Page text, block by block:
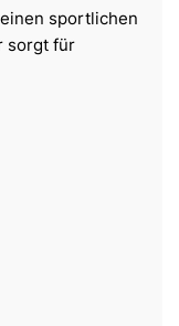
sportlichen
sorgt für